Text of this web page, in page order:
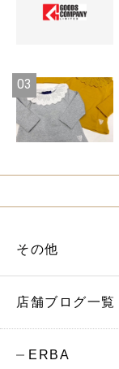
その他
店舗ブログ一覧
ERBA